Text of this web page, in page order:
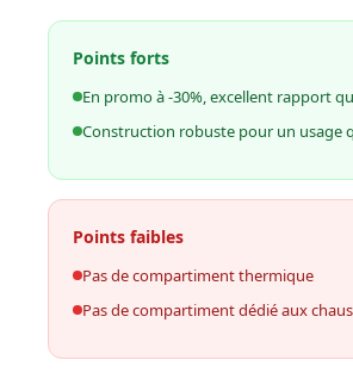
Points forts
En promo à -30%, excellent rapport
Construction robuste pour un usage
Points faibles
Pas de compartiment thermique
Pas de compartiment dédié aux